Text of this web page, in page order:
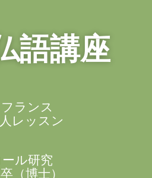
語講座
ランス
レッスン
ル研究
（博士）